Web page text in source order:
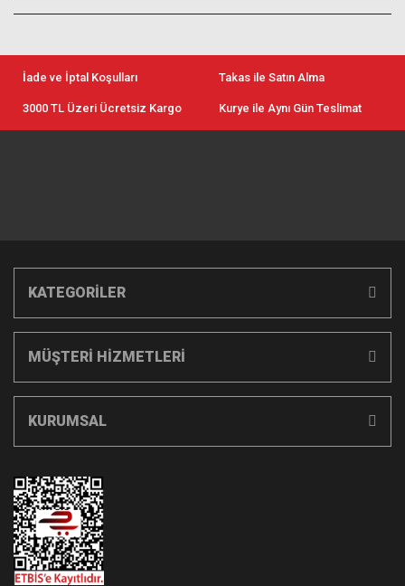
İade ve İptal Koşulları Takas ile Satın Alma
3000 TL Üzeri Ücretsiz Kargo Kurye ile Aynı Gün Teslimat
KATEGORİLER
MÜŞTERİ HİZMETLERİ
KURUMSAL